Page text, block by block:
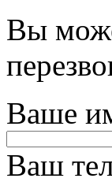
Вы
Ваше
Ваш